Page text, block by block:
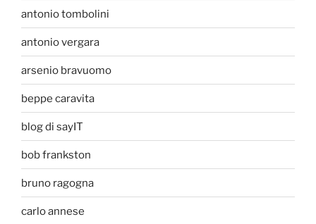
antonio tombolini
antonio vergara
arsenio bravuomo
beppe caravita
blog di sayIT
bob frankston
bruno ragogna
carlo annese